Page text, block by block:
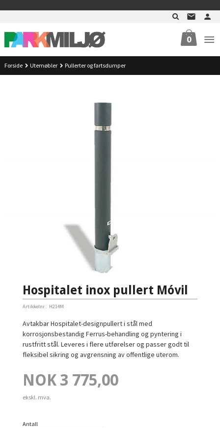
0
Forside Utemøbler Pullerter og fartsdumper
Hospitalet inox pullert Móvil
Artikkelnr.: H214M
Avtakbar Hospitalet-designpullert i stål med
korrosjonsbestandig Ferrus-behandling og pyntering i
rustfritt stål. Leveres i flere utførelser og passer godt til
fleksibel sikring og avgrensning av offentlige uterom.
Pris
NOK 3 775,00
ekskl. mva.
Antall